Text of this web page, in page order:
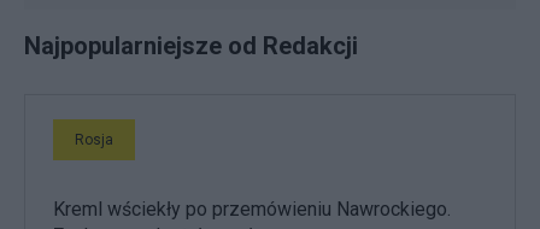
Najpopularniejsze od Redakcji
Rosja
Kreml wściekły po przemówieniu Nawrockiego.